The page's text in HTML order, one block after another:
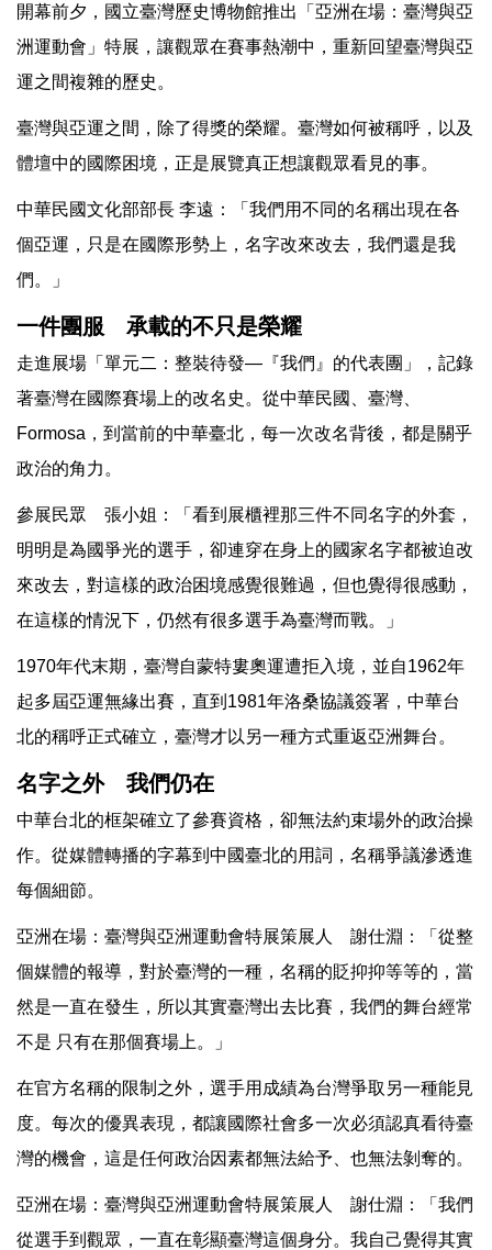
開幕前夕，國立臺灣歷史博物館推出「亞洲在場：臺灣與亞
洲運動會」特展，讓觀眾在賽事熱潮中，重新回望臺灣與亞
運之間複雜的歷史。
臺灣與亞運之間，除了得獎的榮耀。臺灣如何被稱呼，以及
體壇中的國際困境，正是展覽真正想讓觀眾看見的事。
中華民國文化部部長 李遠：「我們用不同的名稱出現在各
個亞運，只是在國際形勢上，名字改來改去，我們還是我
們。」
一件團服 承載的不只是榮耀
走進展場「單元二：整裝待發—『我們』的代表團」，記錄
著臺灣在國際賽場上的改名史。從中華民國、臺灣、
Formosa，到當前的中華臺北，每一次改名背後，都是關乎
政治的角力。
參展民眾 張小姐：「看到展櫃裡那三件不同名字的外套，
明明是為國爭光的選手，卻連穿在身上的國家名字都被迫改
來改去，對這樣的政治困境感覺很難過，但也覺得很感動，
在這樣的情況下，仍然有很多選手為臺灣而戰。」
1970年代末期，臺灣自蒙特婁奧運遭拒入境，並自1962年
起多屆亞運無緣出賽，直到1981年洛桑協議簽署，中華台
北的稱呼正式確立，臺灣才以另一種方式重返亞洲舞台。
名字之外 我們仍在
中華台北的框架確立了參賽資格，卻無法約束場外的政治操
作。從媒體轉播的字幕到中國臺北的用詞，名稱爭議滲透進
每個細節。
亞洲在場：臺灣與亞洲運動會特展策展人 謝仕淵：「從整
個媒體的報導，對於臺灣的一種，名稱的貶抑抑等等的，當
然是一直在發生，所以其實臺灣出去比賽，我們的舞台經常
不是 只有在那個賽場上。」
在官方名稱的限制之外，選手用成績為台灣爭取另一種能見
度。每次的優異表現，都讓國際社會多一次必須認真看待臺
灣的機會，這是任何政治因素都無法給予、也無法剝奪的。
亞洲在場：臺灣與亞洲運動會特展策展人 謝仕淵：「我們
從選手到觀眾，一直在彰顯臺灣這個身分。我自己覺得其實